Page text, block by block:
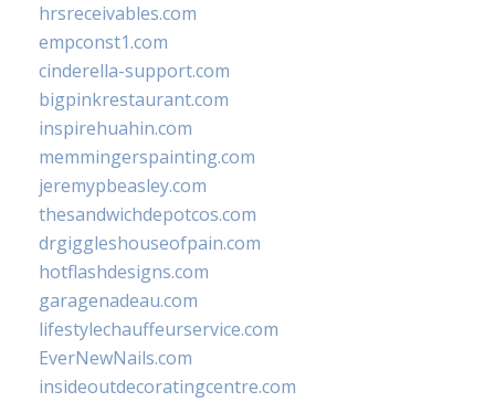
hrsreceivables.com
empconst1.com
cinderella-support.com
bigpinkrestaurant.com
inspirehuahin.com
memmingerspainting.com
jeremypbeasley.com
thesandwichdepotcos.com
drgiggleshouseofpain.com
hotflashdesigns.com
garagenadeau.com
lifestylechauffeurservice.com
EverNewNails.com
insideoutdecoratingcentre.com